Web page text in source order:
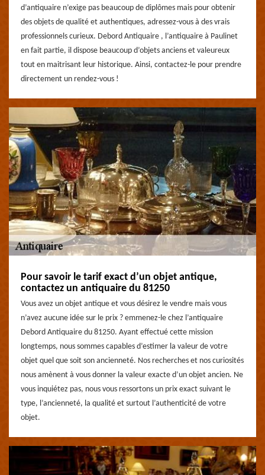
d’antiquaire n’exige pas beaucoup de diplômes mais pour obtenir
des objets de qualité et authentiques, adressez-vous à des vrais
professionnels curieux. Debord Antiquaire , l’antiquaire à Paulinet
en fait partie, il dispose beaucoup d’objets anciens et valeureux
tout en maitrisant leur historique. Ainsi, contactez-le pour prendre
directement un rendez-vous !
Pour savoir le tarif exact d’un objet antique,
contactez un antiquaire du 81250
Vous avez un objet antique et vous désirez le vendre mais vous
n’avez aucune idée sur le prix ? emmenez-le chez l’antiquaire
Debord Antiquaire du 81250. Ayant effectué cette mission
longtemps, nous sommes capables d’estimer la valeur de votre
objet quel que soit son ancienneté. Nos recherches et nos curiosités
nous amènent à vous donner la valeur exacte d’un objet ancien. Ne
vous inquiétez pas, nous vous ressortons un prix exact suivant le
type, l’ancienneté, la qualité et surtout l’authenticité de votre
objet.